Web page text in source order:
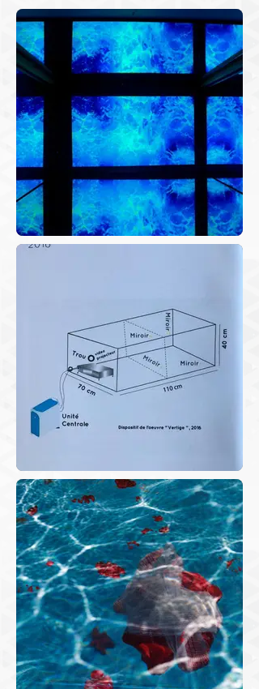
exige le déplacement du spectateur
pour la visionner de différents points
de vue, une vision panoptique
accentuant le trouble visuel. Un trou a
été réalisé en face de la projection
pour intensifier l’effet de vertige. Cette
boîte et son trou me rappellent le
dispositif optique de la « Camera
obscura », qui est un instrument
optique objectif permettant l’obtention
d’une image du réel grâce à une
projection de la lumière sur une
de fixation de l’image ne conduise à
l’invention de la photographie.